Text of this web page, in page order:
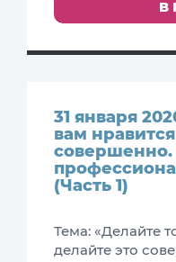
В
31 января
вам
совершенно.
(Часть 1)
Тема: «Делайте
делайте это